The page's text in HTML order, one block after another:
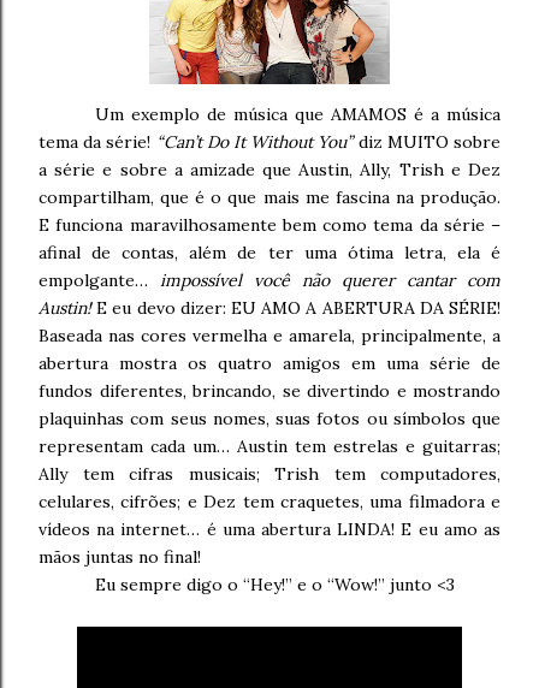
Um exemplo de música que AMAMOS é a música
tema da série! “Can’t Do It Without You”diz MUITO sobre
a série e sobre a amizade que Austin, Ally, Trish e Dez
compartilham, que é o que mais me fascina na produção.
E funciona maravilhosamente bem como tema da série –
afinal de contas, além de ter uma ótima letra, ela é
empolgante… impossível você não querer cantar com
Austin!E eu devo dizer: EU AMO A ABERTURA DA SÉRIE!
Baseada nas cores vermelha e amarela, principalmente, a
abertura mostra os quatro amigos em uma série de
fundos diferentes, brincando, se divertindo e mostrando
plaquinhas com seus nomes, suas fotos ou símbolos que
representam cada um… Austin tem estrelas e guitarras;
Ally tem cifras musicais; Trish tem computadores,
celulares, cifrões; e Dez tem craquetes, uma filmadora e
vídeos na internet… é uma abertura LINDA! E eu amo as
mãos juntas no final!
Eu sempre digo o “Hey!” e o “Wow!” junto <3